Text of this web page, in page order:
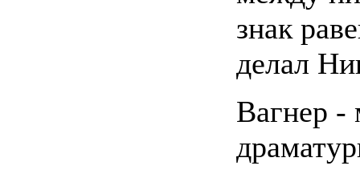
знак
делал
Вагнер -